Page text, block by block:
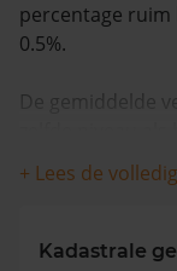
percentage ruim
0.5%.
De gemiddelde
dagen.
gemiddelde
+ Lees de
Kadastrale